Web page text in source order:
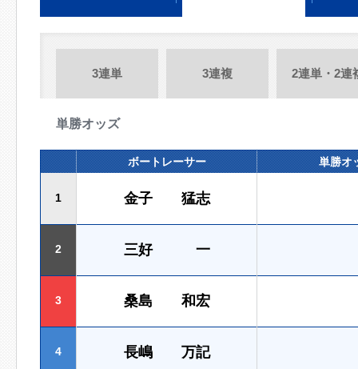
3連単 3連複 2連単・2連
単勝オッズ
ボートレーサー 単勝オ
1 金子 猛志
2 三好 一
3 桑島 和宏
4 長嶋 万記